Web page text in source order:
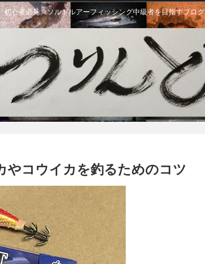
初心者必見。ソルトルアーフィッシング中級者を目指すブログ
やコウイカを釣るためのコツ